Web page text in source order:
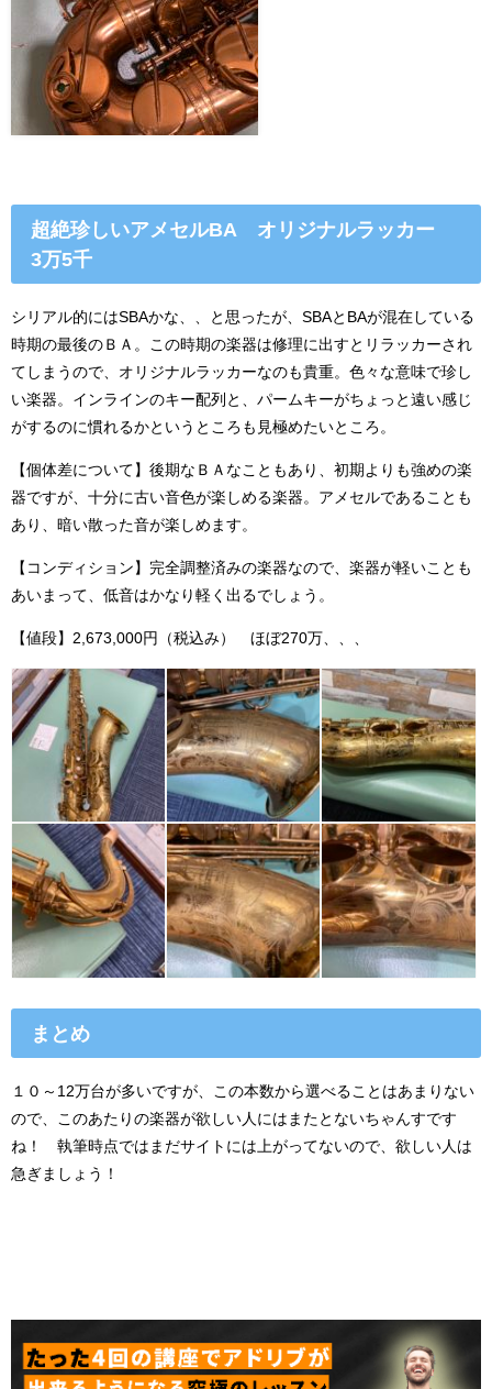
超絶珍しいアメセルBA オリジナルラッカー
3万5千
シリアル的にはSBAかな、、と思ったが、SBAとBAが混在している
時期の最後のＢＡ。この時期の楽器は修理に出すとリラッカーされ
てしまうので、オリジナルラッカーなのも貴重。色々な意味で珍し
い楽器。インラインのキー配列と、パームキーがちょっと遠い感じ
がするのに慣れるかというところも見極めたいところ。
【個体差について】後期なＢＡなこともあり、初期よりも強めの楽
器ですが、十分に古い音色が楽しめる楽器。アメセルであることも
あり、暗い散った音が楽しめます。
【コンディション】完全調整済みの楽器なので、楽器が軽いことも
あいまって、低音はかなり軽く出るでしょう。
【値段】2,673,000円（税込み） ほぼ270万、、、
まとめ
１０～12万台が多いですが、この本数から選べることはあまりない
ので、このあたりの楽器が欲しい人にはまたとないちゃんすです
ね！ 執筆時点ではまだサイトには上がってないので、欲しい人は
急ぎましょう！